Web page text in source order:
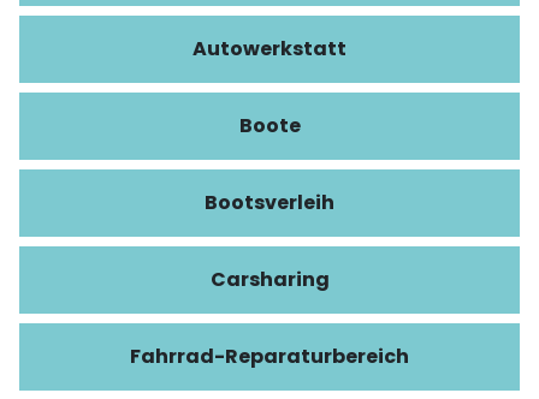
Autowerkstatt
Boote
Bootsverleih
Carsharing
Fahrrad-Reparaturbereich